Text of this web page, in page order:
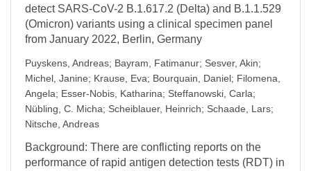
detect SARS-CoV-2 B.1.617.2 (Delta) and B.1.1.529
(Omicron) variants using a clinical specimen panel
from January 2022, Berlin, Germany
Puyskens, Andreas; Bayram, Fatimanur; Sesver, Akin;
Michel, Janine; Krause, Eva; Bourquain, Daniel; Filomena,
Angela; Esser-Nobis, Katharina; Steffanowski, Carla;
Nübling, C. Micha; Scheiblauer, Heinrich; Schaade, Lars;
Nitsche, Andreas
Background: There are conflicting reports on the
performance of rapid antigen detection tests (RDT) in